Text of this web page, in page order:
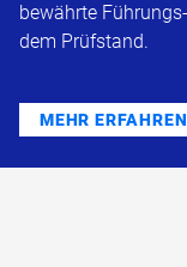
bewährte
dem Prüfstand.
MEHR ERFAHREN